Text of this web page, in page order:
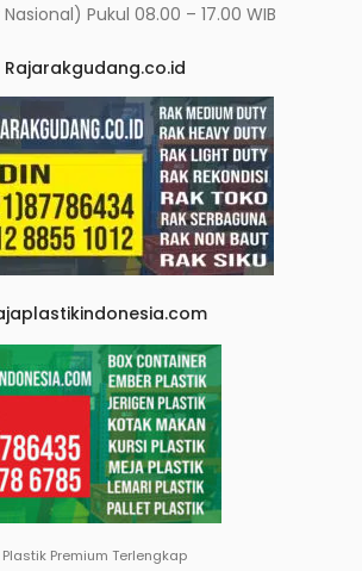
Nasional) Pukul 08.00 – 17.00 WIB
Rajarakgudang.co.id
Premium Terlengkap